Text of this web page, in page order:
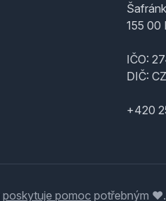
155 00
IČO:
DIČ:
+420
poskytuje pomoc potřebným